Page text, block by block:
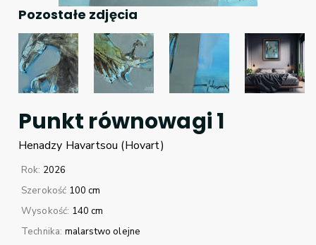
Pozostałe zdjęcia
Punkt równowagi 1
Henadzy Havartsou (Hovart)
Rok: 2026
Szerokość 100 cm
Wysokość: 140 cm
Technika: malarstwo olejne